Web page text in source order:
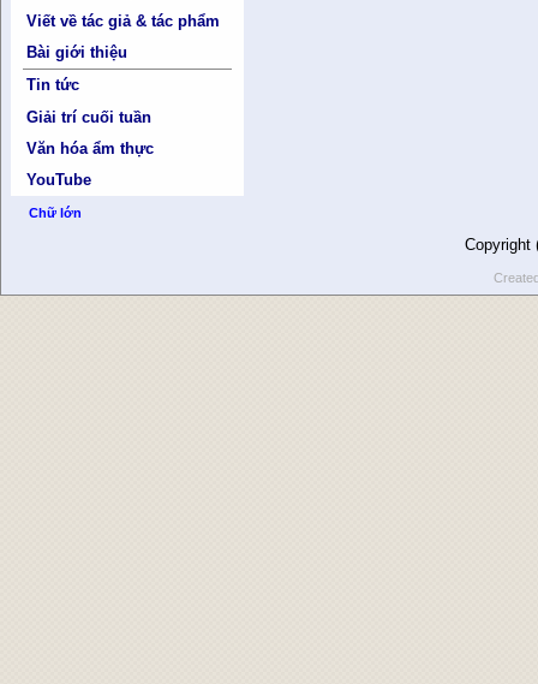
Viết về tác giả & tác phẩm
Bài giới thiệu
Tin tức
Giải trí cuối tuần
Văn hóa ẩm thực
YouTube
Chữ lớn
Copyright